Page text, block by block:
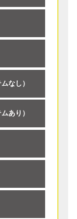
なし）
あり）